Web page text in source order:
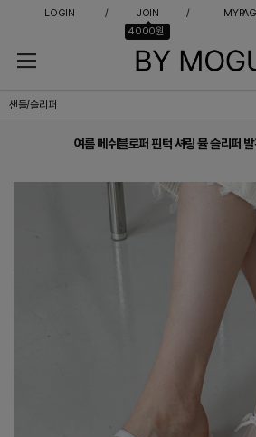
LOGIN
JOIN
4000원!
여름 메쉬블로퍼 핀턱 셔링 뮬 슬리퍼 발편한 시스루 샌들
샌들/슬리퍼
여름 메쉬블로퍼 핀턱 셔링 뮬 슬리퍼